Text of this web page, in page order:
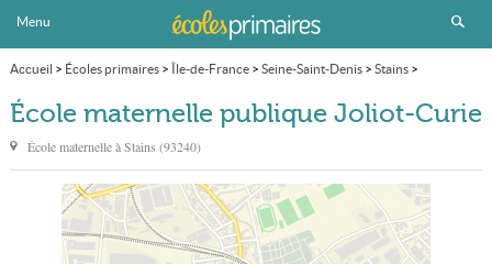
Menu
Accueil > Écoles primaires> Île-de-France> Seine-Saint-Denis> Stains>
École maternelle publique Joliot-Curie
École maternelle publique Joliot-Curie
École maternelle àStains (93240)